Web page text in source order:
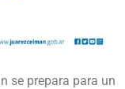
se prepara para un